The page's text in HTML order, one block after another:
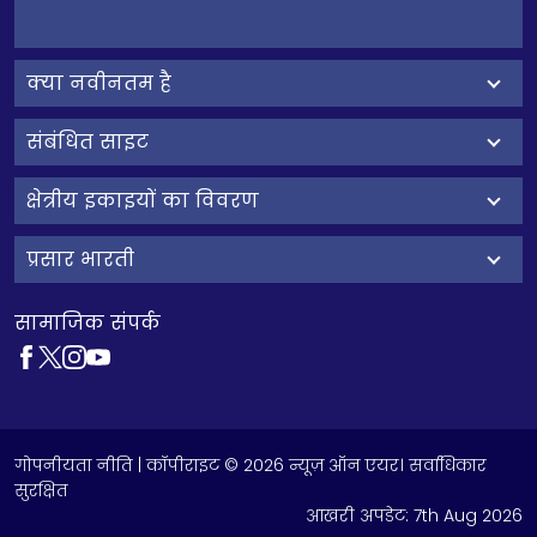
क्‍या नवीनतम है
संबंधित साइट
क्षेत्रीय इकाइयों का विवरण
प्रसार भारती
सामाजिक संपर्क
गोपनीयता नीति | कॉपीराइट © 2026 न्यूज़ ऑन एयर। सर्वाधिकार
सुरक्षित
आखरी अपडेट: 7th Aug 2026